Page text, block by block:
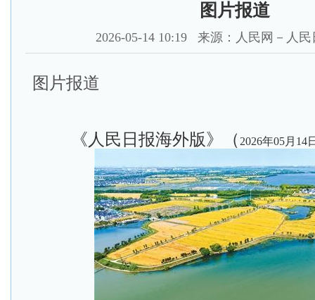
图片报道
2026-05-14 10:19 来源：人民网－人民
图片报道
《人民日报海外版》（ 2026年05月14